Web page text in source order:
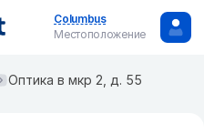
Columbus
Местоположение
Оптика в мкр 2, д. 55